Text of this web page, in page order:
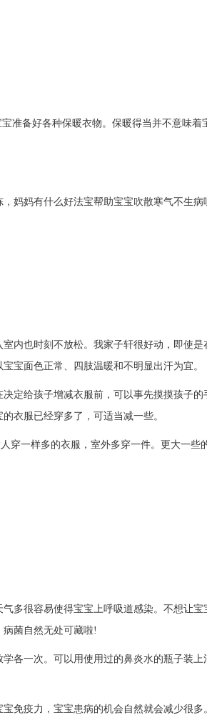
准备好各种保暖衣物。保暖得当并不意味
妈妈有什么好法宝帮助宝宝吹散寒气不生病
也时刻不放松。我家子轩很好动，即使是
宝面色正常、四肢温暖和不明显出汗为宜。
定给孩子增减衣服前，可以事先摸摸孩子
衣服已经穿多了，可适当减一些。
穿一样多的衣服，室外多穿一件。更大一
很容易使得宝宝上呼吸道感染。不想让宝
菌自然无处可藏啦!
一次。可以用使用过的鼻炎水的瓶子装上
免疫力，宝宝患病的机会自然就会减少很多